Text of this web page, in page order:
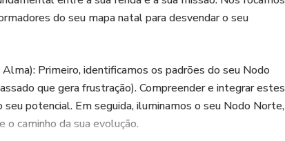
do seu mapa natal para desvendar o seu
Primeiro, identificamos os padrões do seu Nodo
que gera frustração). Compreender e integrar estes
potencial. Em seguida, iluminamos o seu Nodo Norte,
o caminho da sua evolução.